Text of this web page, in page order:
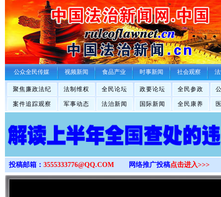
>
公众全民传媒 视频新闻 食品产业 时事新闻 社会观察
聚焦廉政法纪 法制维权 全民论坛 政要论坛 全民参政
案件追踪观察 军事动态 法治新闻 国际新闻 全民康养
投稿邮箱： 3555333776@QQ.COM 网络推广投稿点击进入>>>